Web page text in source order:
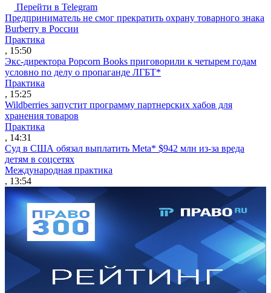
Перейти в Telegram
Предприниматель не смог прекратить охрану товарного знака
Burberry в России
Практика
, 15:50
Экс-директора Popcorn Books приговорили к четырем годам
условно по делу о пропаганде ЛГБТ*
Практика
, 15:25
Wildberries запустит программу партнерских хабов для
хранения товаров
Практика
, 14:31
Суд в США обязал выплатить Meta* $942 млн из-за вреда
детям в соцсетях
Международная практика
, 13:54